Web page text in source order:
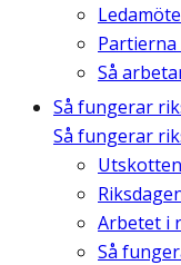
Så
Så fungerar
Så fungerar
Arbetet i
Så